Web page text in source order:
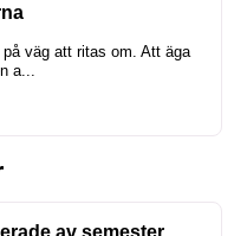
på väg att ritas om. Att äga
a...
av semester